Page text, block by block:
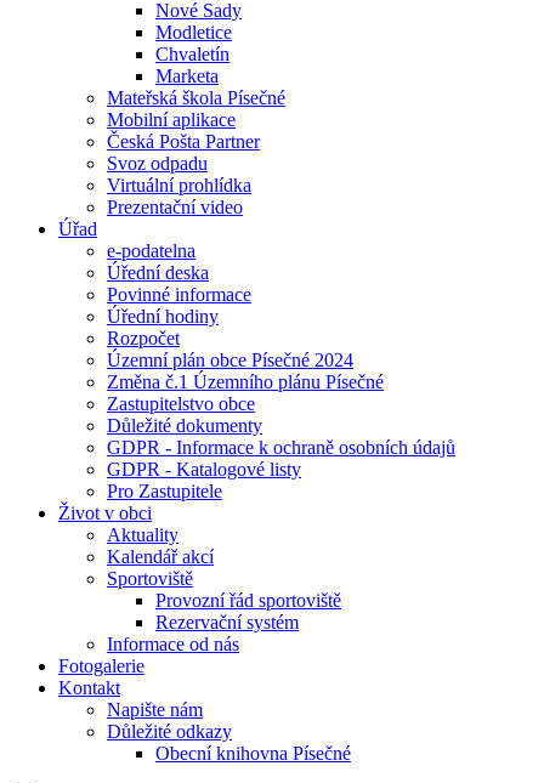
Nové Sady
Modletice
Chvaletín
Marketa
Mateřská škola Písečné
Mobilní aplikace
Česká Pošta Partner
Svoz odpadu
Virtuální prohlídka
Prezentační video
Úřad
e-podatelna
Úřední deska
Povinné informace
Úřední hodiny
Rozpočet
Územní plán obce Písečné 2024
Změna č.1 Územního plánu Písečné
Zastupitelstvo obce
Důležité dokumenty
GDPR - Informace k ochraně osobních údajů
GDPR - Katalogové listy
Pro Zastupitele
Život v obci
Aktuality
Kalendář akcí
Sportoviště
Provozní řád sportoviště
Rezervační systém
Informace od nás
Fotogalerie
Kontakt
Napište nám
Důležité odkazy
Obecní knihovna Písečné